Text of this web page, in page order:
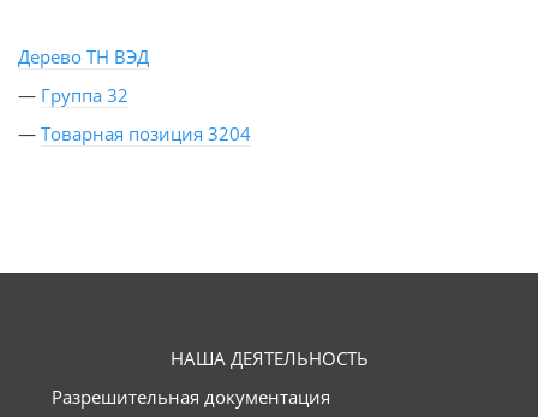
Дерево ТН ВЭД
— Группа 32
— Товарная позиция 3204
НАША ДЕЯТЕЛЬНОСТЬ
Разрешительная документация